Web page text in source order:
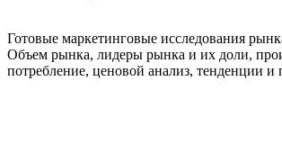
Готовые маркетинговые исследования
Объем рынка, лидеры рынка и их доли,
потребление, ценовой анализ, тенденции и